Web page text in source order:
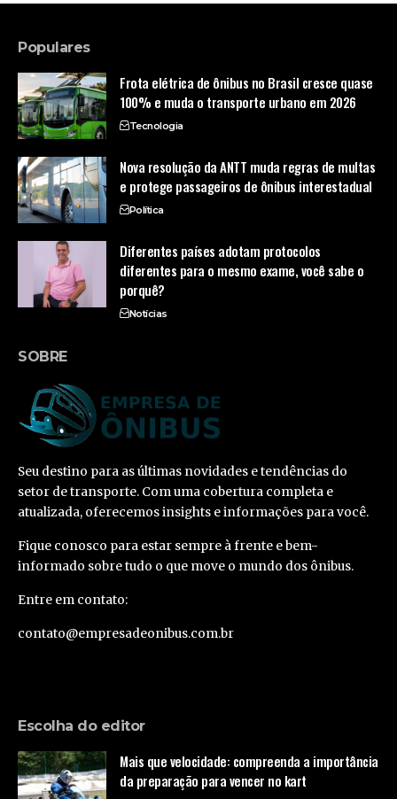
Populares
Frota elétrica de ônibus no Brasil cresce quase
100% e muda o transporte urbano em 2026
Tecnologia
Nova resolução da ANTT muda regras de multas
e protege passageiros de ônibus interestadual
Política
Diferentes países adotam protocolos
diferentes para o mesmo exame, você sabe o
porquê?
Notícias
SOBRE
Seu destino para as últimas novidades e tendências do
setor de transporte. Com uma cobertura completa e
atualizada, oferecemos insights e informações para você.
Fique conosco para estar sempre à frente e bem-
informado sobre tudo o que move o mundo dos ônibus.
Entre em contato:
contato@empresadeonibus.com.br
Escolha do editor
Mais que velocidade: compreenda a importância
da preparação para vencer no kart